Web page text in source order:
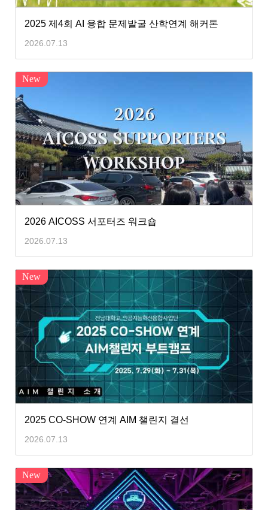
2025 제4회 AI 융합 문제발굴 산학연계 해커톤
2026.07.13
New
2026 AICOSS 서포터즈 워크숍
2026.07.13
New
2025 CO-SHOW 연계 AIM 챌린지 결선
2026.07.13
New